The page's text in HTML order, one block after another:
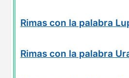
Rimas con la palabra
Rimas con la palabra